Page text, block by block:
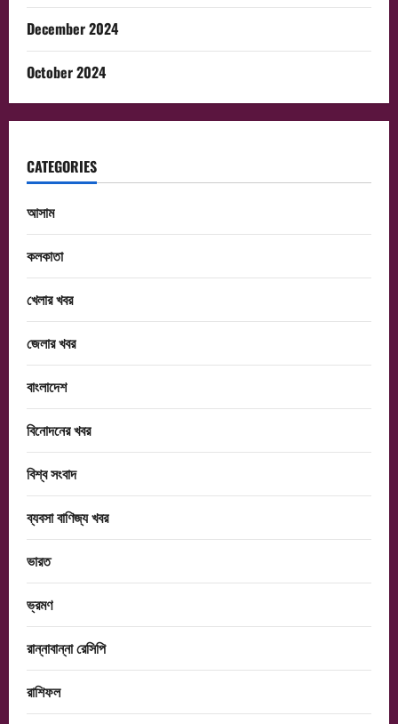
December 2024
October 2024
CATEGORIES
আসাম
কলকাতা
খেলার খবর
জেলার খবর
বাংলাদেশ
বিনোদনের খবর
বিশ্ব সংবাদ
ব্যবসা বাণিজ্য খবর
ভারত
ভ্রমণ
রান্নাবান্না রেসিপি
রাশিফল